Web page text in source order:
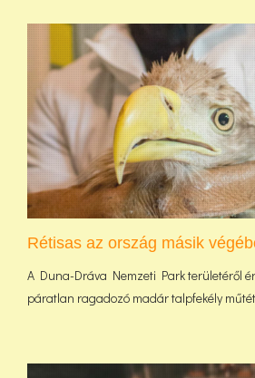
Rétisas az ország másik
A Duna-Dráva Nemzeti Park területéről
páratlan ragadozó madár talpfekély